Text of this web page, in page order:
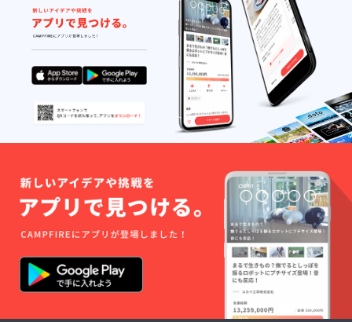
ターン
は制作
の関係
上4/12
までと
なりま
す。
4/12以
降に購
入いた
だいた
場合反
となっ
ており
ます。